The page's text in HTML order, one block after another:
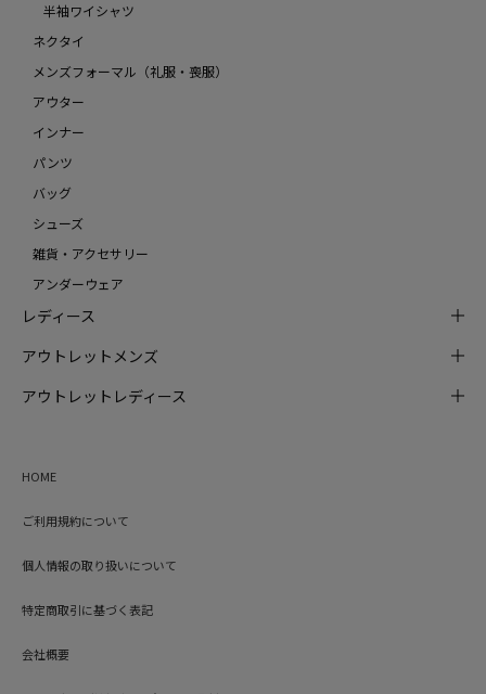
半袖ワイシャツ
ネクタイ
メンズフォーマル（礼服・喪服）
アウター
インナー
パンツ
バッグ
シューズ
雑貨・アクセサリー
アンダーウェア
レディース
アウトレットメンズ
アウトレットレディース
HOME
ご利用規約について
個人情報の取り扱いについて
特定商取引に基づく表記
会社概要